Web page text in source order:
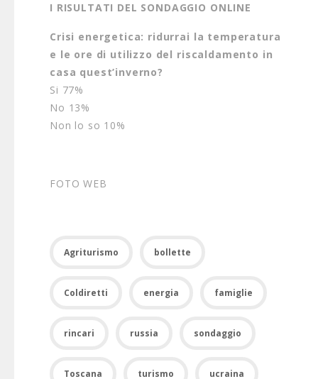
I RISULTATI DEL SONDAGGIO ONLINE
Crisi energetica: ridurrai la temperatura
e le ore di utilizzo del riscaldamento in
casa quest’inverno?
Si 77%
No 13%
Non lo so 10%
FOTO WEB
Agriturismo bollette
Coldiretti energia famiglie
rincari russia sondaggio
Toscana turismo ucraina